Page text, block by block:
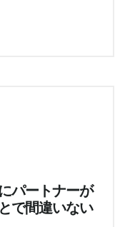
パートナーが
で間違いない